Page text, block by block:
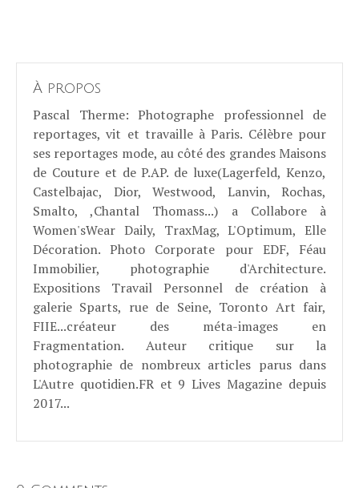
À propos
Pascal Therme: Photographe professionnel de
reportages, vit et travaille à Paris. Célèbre pour
ses reportages mode, au côté des grandes Maisons
de Couture et de P.AP. de luxe(Lagerfeld, Kenzo,
Castelbajac, Dior, Westwood, Lanvin, Rochas,
Smalto, ,Chantal Thomass...) a Collabore à
Women'sWear Daily, TraxMag, L'Optimum, Elle
Décoration. Photo Corporate pour EDF, Féau
Immobilier, photographie d'Architecture.
Expositions Travail Personnel de création à
galerie Sparts, rue de Seine, Toronto Art fair,
FIIE...créateur des méta-images en
Fragmentation. Auteur critique sur la
photographie de nombreux articles parus dans
L'Autre quotidien.FR et 9 Lives Magazine depuis
2017...